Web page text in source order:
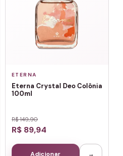
ETERNA
Eterna Crystal Deo Colônia
100ml
R$ 149,90
R$ 89,94
Adicionar →